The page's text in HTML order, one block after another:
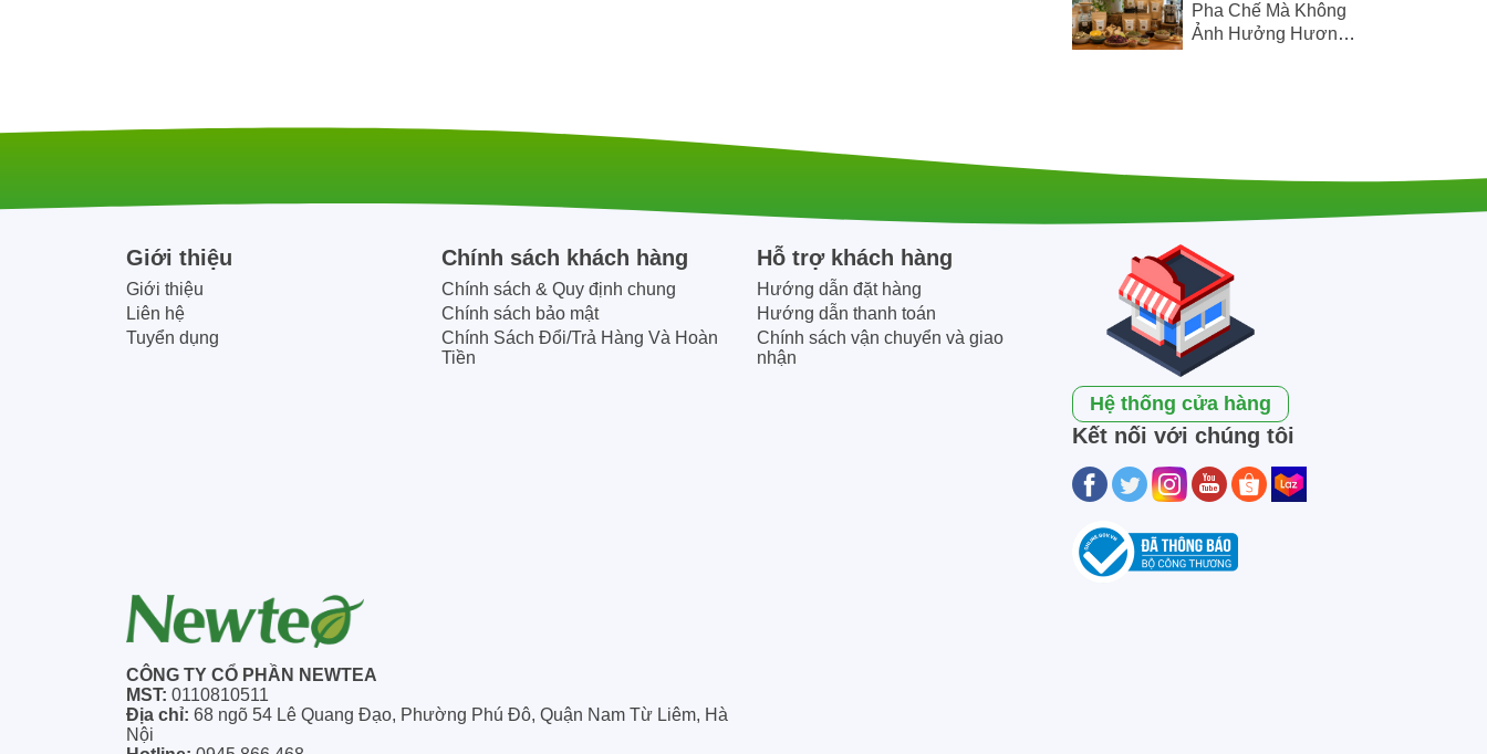
Pha Chế Mà Không
Ảnh Hưởng Hương
Giới thiệu
Giới thiệu
Liên hệ
Tuyển dụng
Chính sách khách hàng
Chính sách & Quy định chung
Chính sách bảo mật
Chính Sách Đổi/Trả Hàng Và Hoàn
Tiền
Hỗ trợ khách hàng
Hướng dẫn đặt hàng
Hướng dẫn thanh toán
Chính sách vận chuyển và giao
nhận
Hệ thống cửa hàng
Kết nối với chúng tôi
CÔNG TY CỔ PHẦN NEWTEA
MST: 0110810511
Địa chỉ: 68 ngõ 54 Lê Quang Đạo, Phường Phú Đô, Quận Nam Từ Liêm, Hà
Nội